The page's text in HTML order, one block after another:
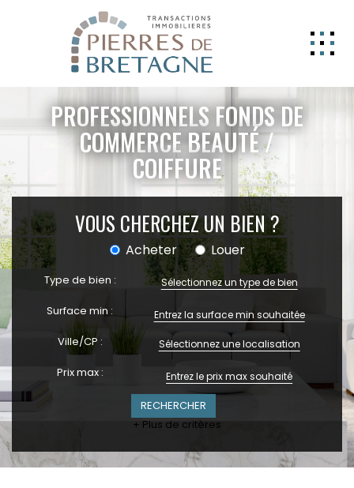
NOS BIENS
GERER
NOS AGENCES
ESTIMATION
CONTACT
ESPACE CLIENT
EXTRANET
PROFESSIONNELS FONDS DE
COMMERCE BEAUTÉ /
COIFFURE
VOUS CHERCHEZ UN BIEN ?
Acheter Louer
Type de bien : Sélectionnez un type de bien
Surface min :
Ville/CP : Sélectionnez une localisation
Prix max :
+ Plus de critères